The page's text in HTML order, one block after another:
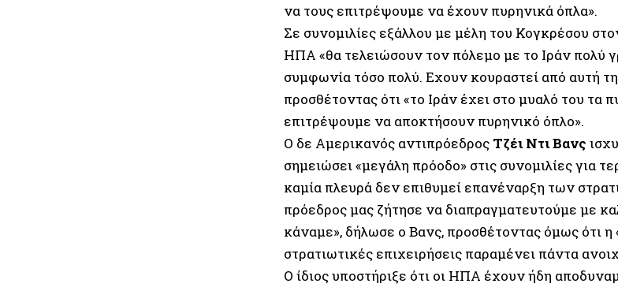
να τους επιτρέψουμε να έχουν πυρηνικά όπλα».
Σε συνομιλίες εξάλλου με μέλη του Κογκρέσου
ΗΠΑ «θα τελειώσουν τον πόλεμο με το Ιράν πολύ
συμφωνία τόσο πολύ. Εχουν κουραστεί από αυτή
προσθέτοντας ότι «το Ιράν έχει στο μυαλό του τα
επιτρέψουμε να αποκτήσουν πυρηνικό όπλο».
Ο δε Αμερικανός αντιπρόεδρος Τζέι Ντι Βανς
σημειώσει «μεγάλη πρόοδο» στις συνομιλίες για
καμία πλευρά δεν επιθυμεί επανέναρξη των
πρόεδρος μας ζήτησε να διαπραγματευτούμε με
κάναμε», δήλωσε ο Βανς, προσθέτοντας όμως ότι η
στρατιωτικές επιχειρήσεις παραμένει πάντα
Ο ίδιος υποστήριξε ότι οι ΗΠΑ έχουν ήδη